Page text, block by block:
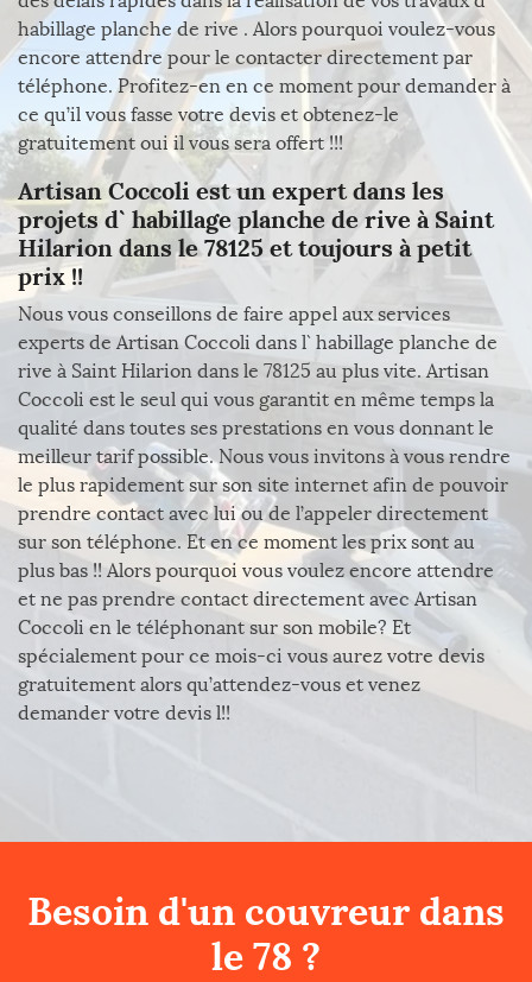
habillage planche de rive . Alors pourquoi voulez-vous
encore attendre pour le contacter directement par
téléphone. Profitez-en en ce moment pour demander à
ce qu’il vous fasse votre devis et obtenez-le
gratuitement oui il vous sera offert !!!
Artisan Coccoli est un expert dans les
projets d` habillage planche de rive à Saint
Hilarion dans le 78125 et toujours à petit
prix !!
Nous vous conseillons de faire appel aux services
experts de Artisan Coccoli dans l` habillage planche de
rive à Saint Hilarion dans le 78125 au plus vite. Artisan
Coccoli est le seul qui vous garantit en même temps la
qualité dans toutes ses prestations en vous donnant le
meilleur tarif possible. Nous vous invitons à vous rendre
le plus rapidement sur son site internet afin de pouvoir
prendre contact avec lui ou de l’appeler directement
sur son téléphone. Et en ce moment les prix sont au
plus bas !! Alors pourquoi vous voulez encore attendre
et ne pas prendre contact directement avec Artisan
Coccoli en le téléphonant sur son mobile? Et
spécialement pour ce mois-ci vous aurez votre devis
gratuitement alors qu’attendez-vous et venez
demander votre devis l!!
Besoin d'un couvreur dans
le 78 ?